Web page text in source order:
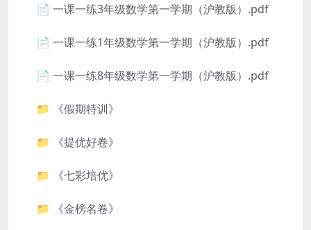
📄 一课一练3年级数学第一学期（沪教版）.pdf
📄 一课一练1年级数学第一学期（沪教版）.pdf
📄 一课一练8年级数学第一学期（沪教版）.pdf
📁 《假期特训》
📁 《提优好卷》
📁 《七彩培优》
📁 《金榜名卷》